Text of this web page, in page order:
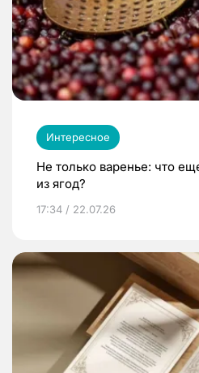
Интересное
Не только варенье: что
из ягод?
17:34 / 22.07.26